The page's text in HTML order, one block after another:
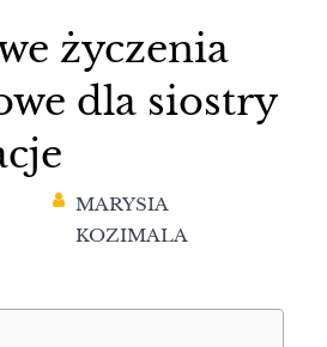
życzenia
dla siostry
MARYSIA
KOZIMALA